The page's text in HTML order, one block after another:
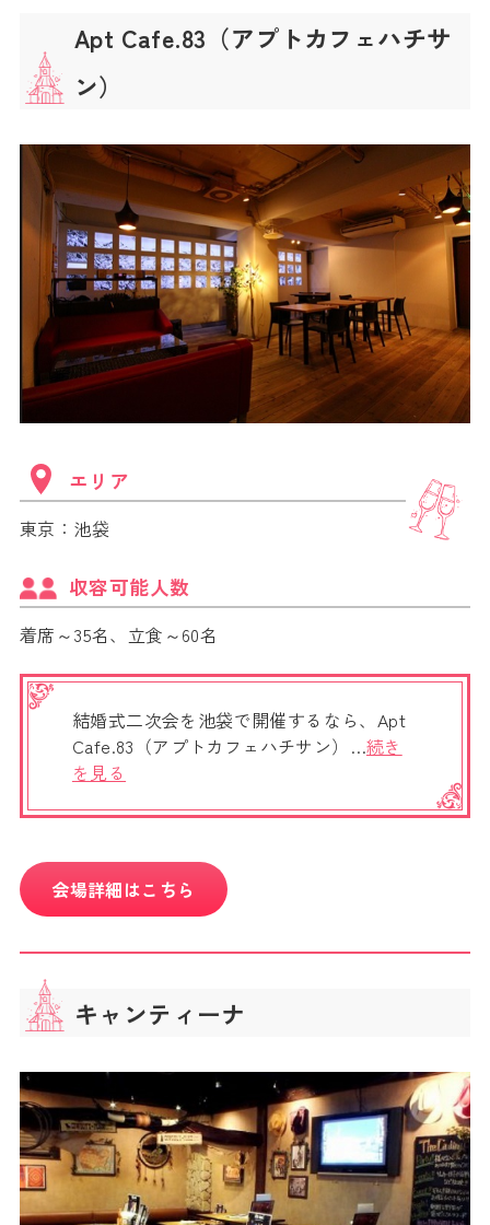
Apt Cafe.83（アプトカフェハチサ
ン）
エリア
東京：池袋
収容可能人数
着席～35名、立食～60名
結婚式二次会を池袋で開催するなら、Apt
Cafe.83（アプトカフェハチサン）…続き
を見る
会場詳細はこちら
キャンティーナ